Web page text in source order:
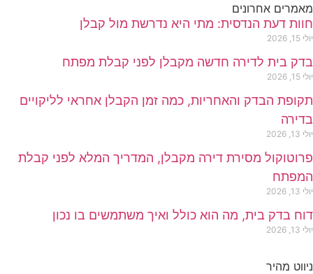
מאמרים אחרונים
חוות דעת הנדסית: מתי היא נדרשת מול קבלן
יולי 15, 2026
בדק בית לדירה חדשה מקבלן לפני קבלת מפתח
יולי 15, 2026
תקופת הבדק והאחריות, כמה זמן הקבלן אחראי לליקויים
בדירה
יולי 13, 2026
פרוטוקול מסירת דירה מקבלן, המדריך המלא לפני קבלת
המפתח
יולי 13, 2026
דוח בדק בית, מה הוא כולל ואיך משתמשים בו נכון
יולי 13, 2026
ניווט מהיר